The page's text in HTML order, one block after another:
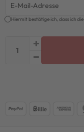
Hiermit bestätige ich, dass ich die